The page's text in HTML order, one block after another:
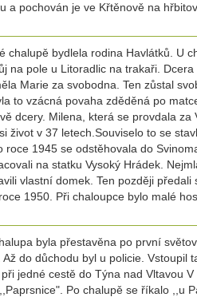
a pochován je ve Křtěnově na
chalupě bydlela rodina Havlátků. U
na pole u Litoradlic na trakaři.
Marie za svobodna. Ten zůstal
to vzácná povaha zděděná po
dcery. Milena, která se provdala
život v 37 letech.Souviselo to se
roce 1945 se odstěhovala do
na statku Vysoký Hrádek.
vlastní domek. Ten později
1950. Při chaloupce bylo malé
byla přestavěna po první
do důchodu byl u policie.
jedné cestě do Týna nad Vltavou
Po chalupě se říkalo ,,u